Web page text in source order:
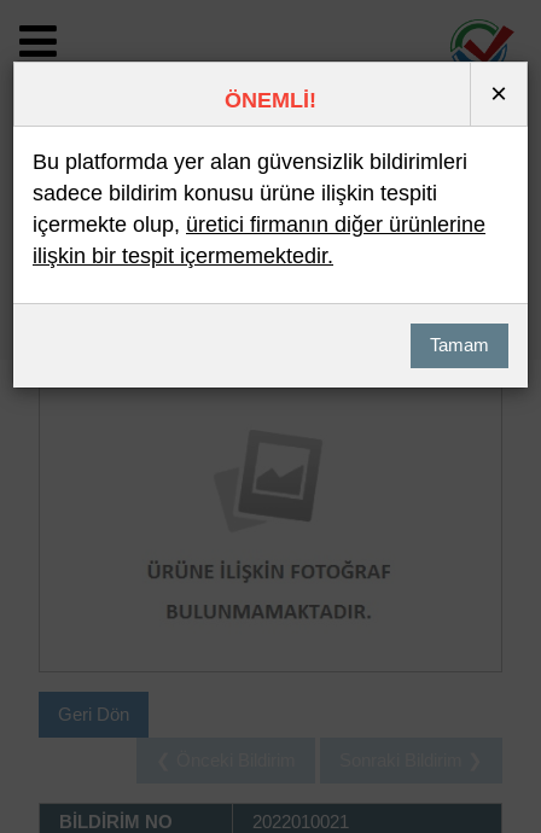
BİLDİRİM DETAYI
Son 10 Bildirim En Çok İncelenen
Geri Dön
BİLDİRİM NO
2022010021
ÖNEMLİ! ×
Bu platformda yer alan güvensizlik bildirimleri
sadece bildirim konusu ürüne ilişkin tespiti
içermekte olup, üretici firmanın diğer ürünlerine
ilişkin bir tespit içermemektedir.
Tamam